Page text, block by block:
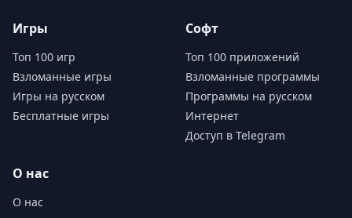
Игры
Топ 100 игр
Взломанные игры
Игры на русском
Бесплатные игры
Софт
Топ 100 приложений
Взломанные программы
Программы на русском
Интернет
Доступ в Telegram
О нас
О нас